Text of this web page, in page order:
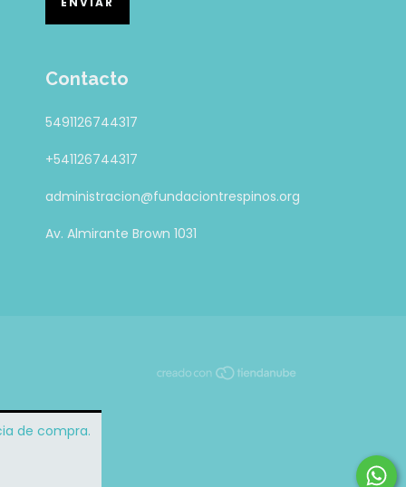
de compra.
Contacto
5491126744317
+541126744317
administracion@fundaciontrespinos.org
Av. Almirante Brown 1031